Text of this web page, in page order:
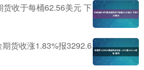
收于每桶62.56美元 下
货收涨1.83%报3292.6